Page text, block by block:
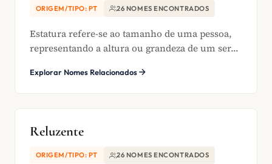
ORIGEM/TIPO: PT 26 NOMES ENCONTRADOS
Estatura refere-se ao tamanho de uma pessoa,
representando a altura ou grandeza de um ser...
Explorar Nomes Relacionados
Reluzente
ORIGEM/TIPO: PT 26 NOMES ENCONTRADOS